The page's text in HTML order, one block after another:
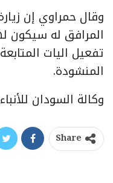
وقال حمراوي إن
المرافق له
تفعيل اليات
المنشودة.
وكالة السودان
Share